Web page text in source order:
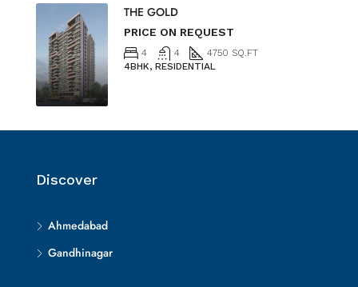
THE GOLD
PRICE ON REQUEST
4 4
4750 SQ.FT
4BHK, RESIDENTIAL
Discover
Ahmedabad
Gandhinagar